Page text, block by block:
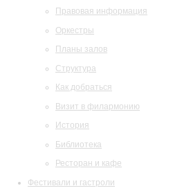
Правовая информация
Оркестры
Планы залов
Структура
Как добраться
Визит в филармонию
История
Библиотека
Ресторан и кафе
Фестивали и гастроли